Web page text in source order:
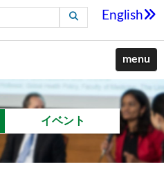
English
menu
イベント